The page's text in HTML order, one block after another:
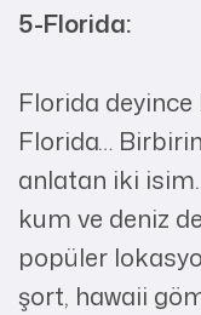
5-Florida:
Florida
Florida…
anlatan iki
kum ve deniz
popüler
şort, hawaii